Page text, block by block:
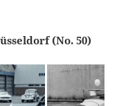
(No. 50)